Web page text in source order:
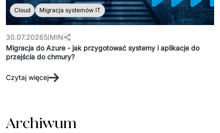
Serwis IT i AGD
↳ Serwis RTV i AGD
↳ Serwis IT
Cloud Migracja systemów IT
30.07.20265 MIN
Migracja do Azure - jak przygotować systemy i aplikacje do
przejścia do chmury?
Czytaj więcej
Archiwum